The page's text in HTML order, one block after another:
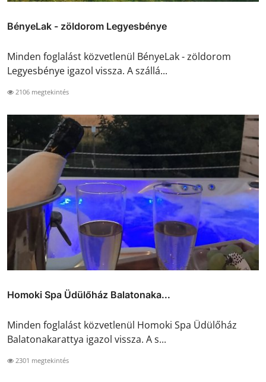
BényeLak - zöldorom Legyesbénye
Minden foglalást közvetlenül BényeLak - zöldorom
Legyesbénye igazol vissza. A szállá...
2106 megtekintés
Homoki Spa Üdülőház Balatonaka...
Minden foglalást közvetlenül Homoki Spa Üdülőház
Balatonakarattya igazol vissza. A s...
2301 megtekintés